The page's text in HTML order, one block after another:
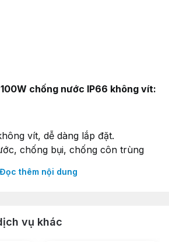
chống nước IP66 không vít:
vít, dễ dàng lắp đặt.
chống bụi, chống côn trùng
chống va đập, chống vỡ.
bằng hợp kim nhôm giúp đèn tản
Đọc thêm nội dung
vụ khác